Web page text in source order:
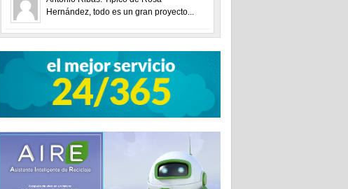
Hernández, todo es un gran proyecto...